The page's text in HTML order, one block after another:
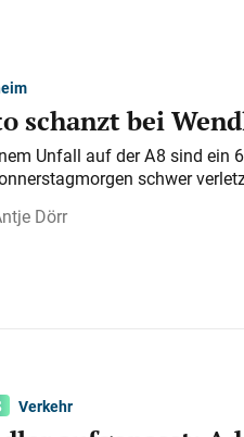
schanzt bei
Unfall auf der A 8 sind ein
schwer
Dörr
Verkehr